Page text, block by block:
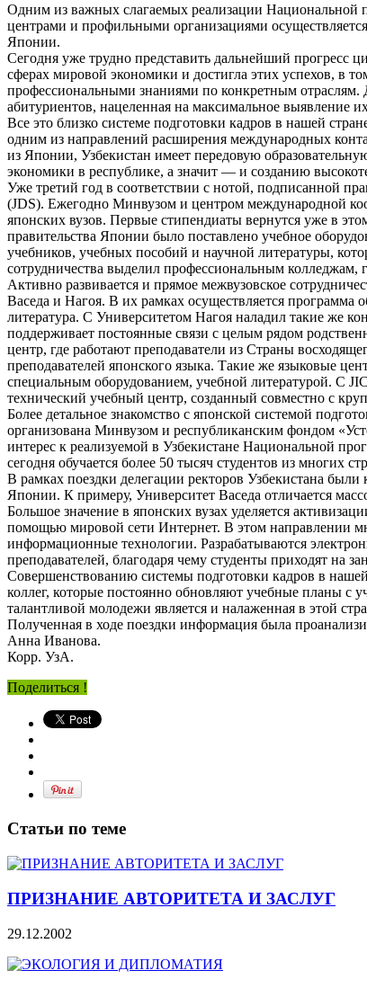
Одним из важных слагаемых реализации Национальной
центрами и профильными организациями
Японии.
Сегодня уже трудно представить дальнейший прогресс
сферах мировой экономики и достигла этих успехов, в
профессиональными знаниями по конкретным отраслям.
абитуриентов, нацеленная на максимальное выявление
Все это близко системе подготовки кадров в нашей
одним из направлений расширения международных
из Японии, Узбекистан имеет передовую
экономики в республике, а значит — и созданию
Уже третий год в соответствии с нотой, подписанной
(JDS). Ежегодно Минвузом и центром международной
японских вузов. Первые стипендиаты вернутся уже в
правительства Японии было поставлено учебное
учебников, учебных пособий и научной литературы,
сотрудничества выделил профессиональным
Активно развивается и прямое межвузовское
Васеда и Нагоя. В их рамках осуществляется программа
литература. С Университетом Нагоя наладил такие же
поддерживает постоянные связи с целым рядом
центр, где работают преподаватели из Страны
преподавателей японского языка. Такие же языковые
специальным оборудованием, учебной литературой. С
технический учебный центр, созданный совместно с
Более детальное знакомство с японской системой
организована Минвузом и республиканским фондом
интерес к реализуемой в Узбекистане Национальной
сегодня обучается более 50 тысяч студентов из многих
В рамках поездки делегации ректоров Узбекистана
Японии. К примеру, Университет Васеда отличается
Большое значение в японских вузах уделяется
помощью мировой сети Интернет. В этом направлении
информационные технологии. Разрабатываются
преподавателей, благодаря чему студенты приходят на
Совершенствованию системы подготовки кадров в
коллег, которые постоянно обновляют учебные планы с
талантливой молодежи является и налаженная в этой
Полученная в ходе поездки информация была
Анна Иванова.
Корр. УзА.
Поделиться !
Статьи по теме
ПРИЗНАНИЕ АВТОРИТЕТА И ЗАСЛУГ
29.12.2002